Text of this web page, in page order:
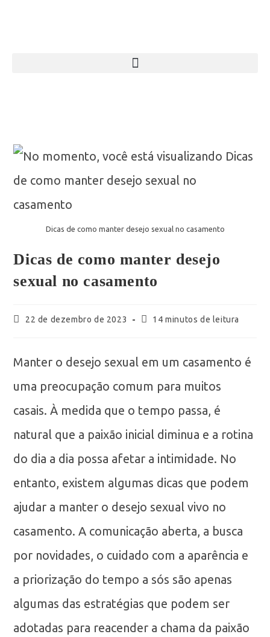
Dicas de como manter desejo sexual no casamento
Dicas de como manter desejo
sexual no casamento
22 de dezembro de 2023 14 minutos de leitura
Manter o desejo sexual em um casamento é
uma preocupação comum para muitos
casais. À medida que o tempo passa, é
natural que a paixão inicial diminua e a rotina
do dia a dia possa afetar a intimidade. No
entanto, existem algumas dicas que podem
ajudar a manter o desejo sexual vivo no
casamento. A comunicação aberta, a busca
por novidades, o cuidado com a aparência e
a priorização do tempo a sós são apenas
algumas das estratégias que podem ser
adotadas para reacender a chama da paixão